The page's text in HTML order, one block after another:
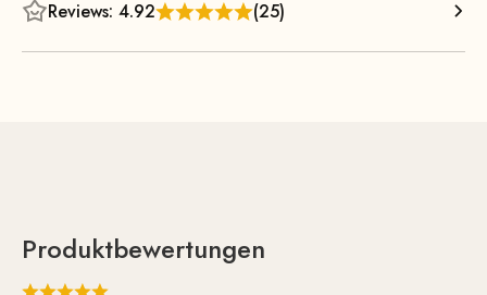
Reviews: 4.92 (25)
Produktbewertungen